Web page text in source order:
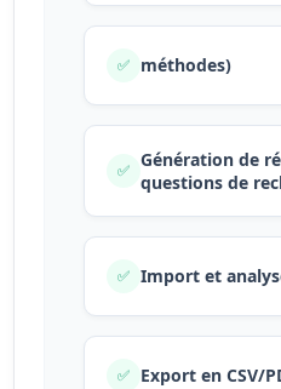
✅ méthodes)
✅ Génération de
questions de
✅ Import et
✅ Export en CSV/